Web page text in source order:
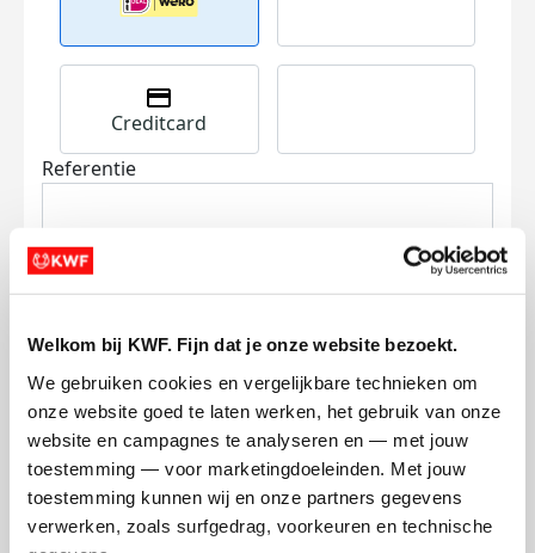
Welkom bij KWF. Fijn dat je onze website bezoekt.
We gebruiken cookies en vergelijkbare technieken om
onze website goed te laten werken, het gebruik van onze
website en campagnes te analyseren en — met jouw
toestemming — voor marketingdoeleinden. Met jouw
toestemming kunnen wij en onze partners gegevens
verwerken, zoals surfgedrag, voorkeuren en technische
Creditcard
Referentie
Ik wil bijdragen aan de transactiekosten
en betaal €0.75 extra.
Doneer nu